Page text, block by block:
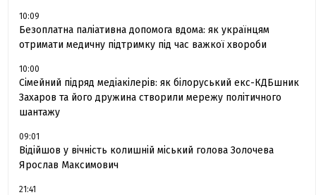
10:09
Безоплатна паліативна допомога вдома: як українцям
отримати медичну підтримку під час важкої хвороби
10:00
Сімейний підряд медіакілерів: як білоруський екс-КДБшник
Захаров та його дружина створили мережу політичного
шантажу
09:01
Відійшов у вічність колишній міський голова Золочева
Ярослав Максимович
21:41